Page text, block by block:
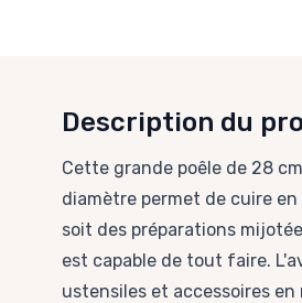
Description du
Cette grande poêle de 28
diamètre permet de cuire
soit des préparations
est capable de tout faire.
ustensiles et accessoires